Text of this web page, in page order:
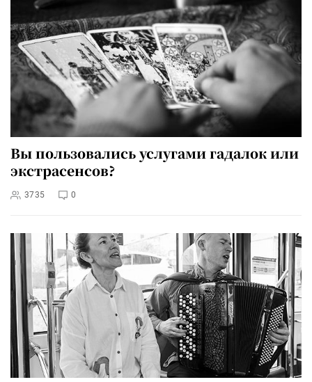
Вы пользовались услугами гадалок или
экстрасенсов?
3735 0